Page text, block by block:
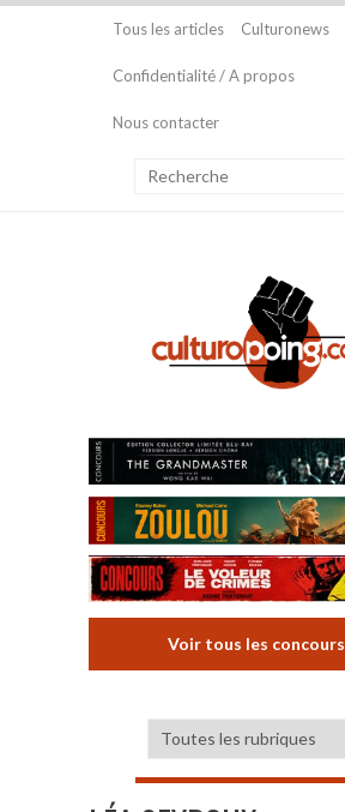
Tous les articles Culturonews
Confidentialité / A propos
Nous contacter
Voir tous les concours